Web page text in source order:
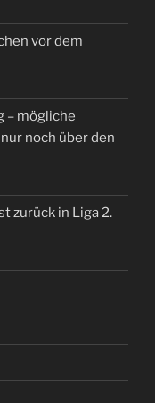
vor dem
– mögliche
noch über den
zurück in Liga 2.